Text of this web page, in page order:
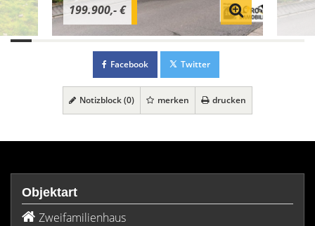
199.900,- €
Facebook Twitter
Notizblock (0) merken drucken
Objektart
Zweifamilienhaus